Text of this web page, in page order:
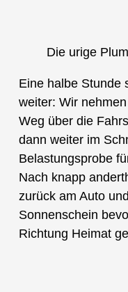
Die urige
Eine halbe Stunde
weiter: Wir
Weg über die
dann weiter im
Belastungsprobe
Nach knapp
zurück am Auto
Sonnenschein
Richtung Heimat